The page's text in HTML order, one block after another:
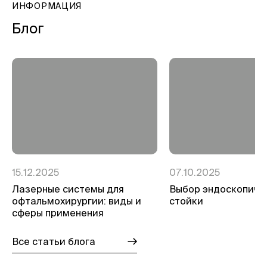
ИНФОРМАЦИЯ
Блог
15.12.2025
Лазерные системы для
офтальмохирургии: виды и
сферы применения
07.10.2025
Выбор
стойки
Все статьи блога